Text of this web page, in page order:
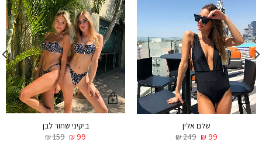
שלם אלין
₪249 ₪ 99
ביקיני שחור לבן
₪159 ₪ 99